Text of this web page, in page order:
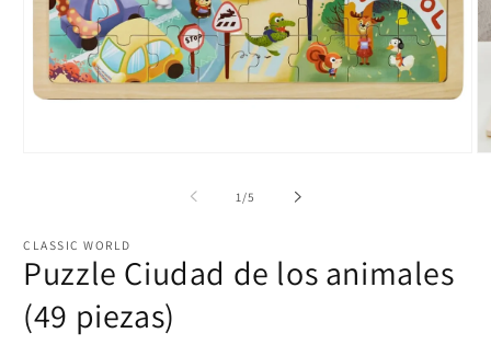
una
modal
1 /de
5
CLASSIC WORLD
Puzzle Ciudad de los animales
(49 piezas)